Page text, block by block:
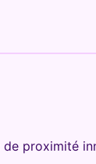
proximité